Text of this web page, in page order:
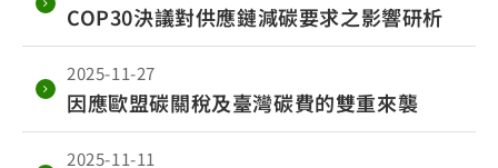
COP30決議對供應鏈減碳要求之影響研析
2025-11-27
因應歐盟碳關稅及臺灣碳費的雙重來襲
2025-11-11